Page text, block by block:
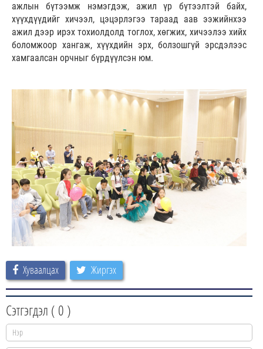
ажлын бүтээмж нэмэгдэж, ажил үр бүтээлтэй байх,
хүүхдүүдийг хичээл, цэцэрлэгээ тараад аав ээжийнхээ
ажил дээр ирэх тохиолдолд тоглох, хөгжих, хичээлээ хийх
боломжоор хангаж, хүүхдийн эрх, болзошгүй эрсдэлээс
хамгаалсан орчныг бүрдүүлсэн юм.
Хуваалцах Жиргэх
Сэтгэгдэл ( 0 )